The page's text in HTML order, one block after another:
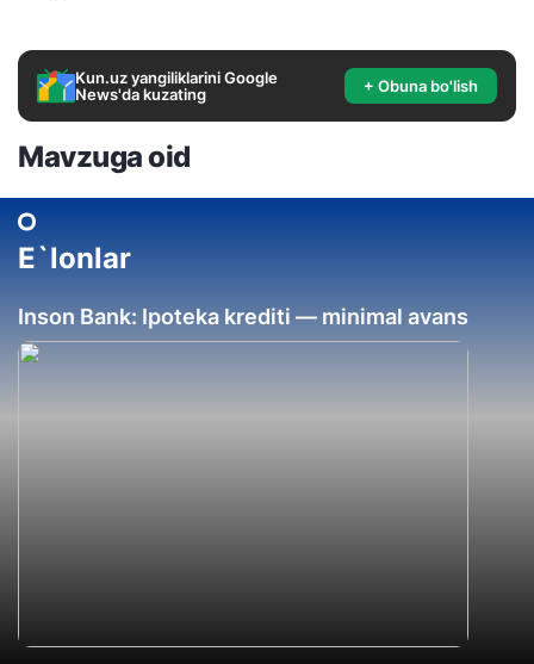
Kun.uz yangiliklarini Google
News'da kuzating
+ Obuna bo'lish
Mavzuga oid
E`lonlar
Inson Bank: Ipoteka krediti — minimal avans